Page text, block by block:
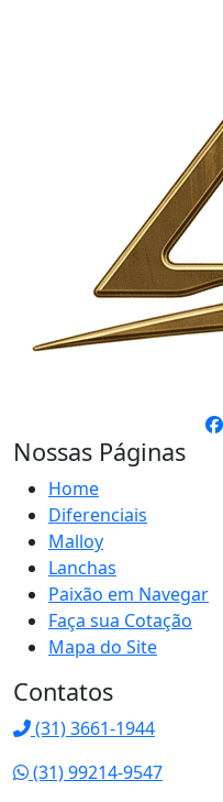
Nossas Páginas
Home
Diferenciais
Malloy
Lanchas
Paixão em Navegar
Faça sua Cotação
Mapa do Site
Contatos
(31) 3661-1944
(31) 99214-9547